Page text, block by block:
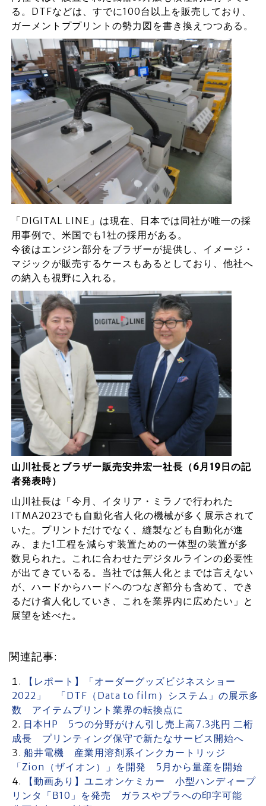
る。DTFなどは、すでに100台以上を販売しており、
ガーメントププリントの勢力図を書き換えつつある。
「DIGITAL LINE」は現在、日本では同社が唯一の採
用事例で、米国でも1社の採用がある。
今後はエンジン部分をブラザーが提供し、イメージ・
マジックが販売するケースもあるとしており、他社へ
の納入も視野に入れる。
山川社長とブラザー販売安井宏一社長（6月19日の記
者発表時）
山川社長は「今月、イタリア・ミラノで行われた
ITMA2023でも自動化省人化の機械が多く展示されて
いた。プリントだけでなく、縫製なども自動化が進
み、また1工程を減らす装置ための一体型の装置が多
数見られた。これに合わせたデジタルラインの必要性
が出てきているる。当社では無人化とまでは言えない
が、ハードからハードへのつなぎ部分も含めて、でき
るだけ省人化していき、これを業界内に広めたい」と
展望を述べた。
関連記事:
【レポート】「オーダーグッズビジネスショー
2022」 「DTF（Data to film）システム」の展示多
数 アイテムプリント業界の転換点に
日本HP 5つの分野がけん引し売上高7.3兆円 二桁
成長 プリンティング保守で新たなサービス開始へ
船井電機 産業用溶剤系インクカートリッジ
「Zion（ザイオン）」を開発 5月から量産を開始
【動画あり】ユニオンケミカー 小型ハンディープ
リンタ「B10」を発売 ガラスやプラへの印字可能